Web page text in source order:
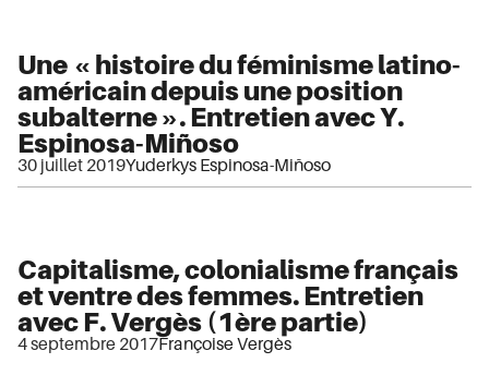
Une « histoire du féminisme latino-
américain depuis une position
subalterne ». Entretien avec Y.
Espinosa-Miñoso
30 juillet 2019Yuderkys Espinosa-Miñoso
Capitalisme, colonialisme français
et ventre des femmes. Entretien
avec F. Vergès (1ère partie)
4 septembre 2017Françoise Vergès